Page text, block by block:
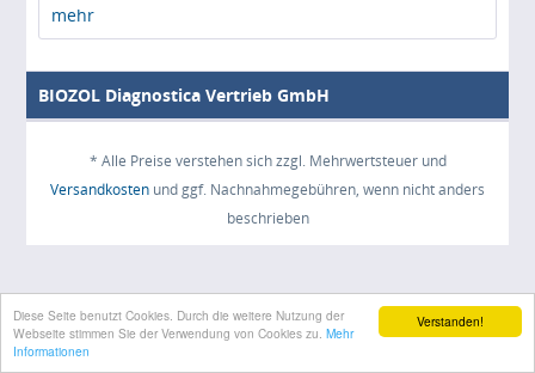
Verstanden!
Diese Seite benutzt Cookies. Durch die weitere Nutzung der
Webseite stimmen Sie der Verwendung von Cookies zu. Mehr
Informationen
mehr
BIOZOL Diagnostica Vertrieb GmbH
* Alle Preise verstehen sich zzgl. Mehrwertsteuer und
Versandkosten und ggf. Nachnahmegebühren, wenn nicht anders
beschrieben